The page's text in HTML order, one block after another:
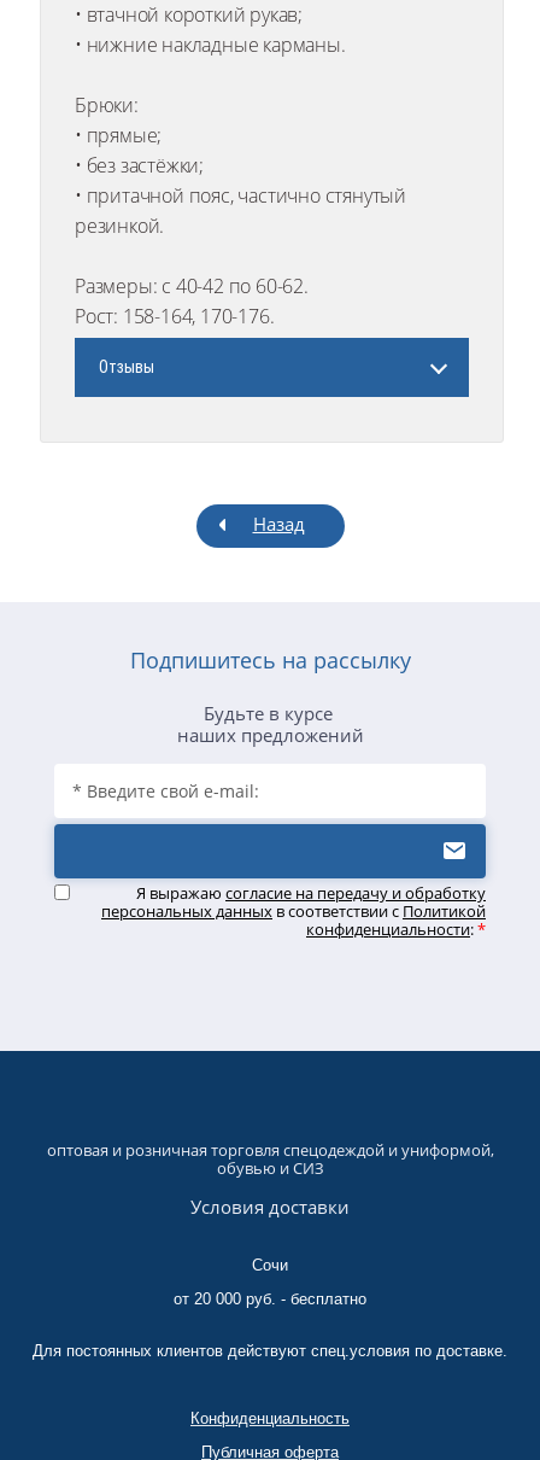
• втачной короткий рукав;
• нижние накладные карманы.
Брюки:
• прямые;
• без застёжки;
• притачной пояс, частично стянутый
резинкой.
Размеры: с 40-42 по 60-62.
Рост: 158-164, 170-176.
Отзывы
Назад
Подпишитесь на рассылку
Будьте в курсе
наших предложений
Я выражаю согласие на передачу и обработку
персональных данных в соответствии с Политикой
конфиденциальности:*
оптовая и розничная торговля спецодеждой и униформой,
обувью и СИЗ
Условия доставки
Сочи
от 20 000 руб. - бесплатно
Для постоянных клиентов действуют спец.условия по доставке.
Конфиденциальность
Публичная оферта